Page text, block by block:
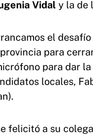
Vidal y la de
el
para
para dar
locales,
felicitó a su